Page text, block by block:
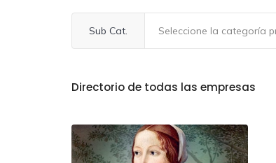
Sub Cat.
Directorio de todas las empresas